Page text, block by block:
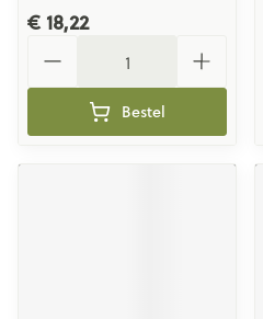
€ 18,22
Bestel